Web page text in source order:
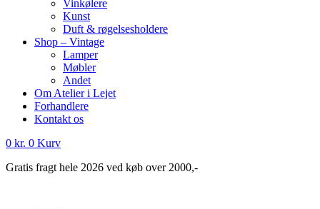
Vinkølere
Kunst
Duft & røgelsesholdere
Shop – Vintage
Lamper
Møbler
Andet
Om Atelier i Lejet
Forhandlere
Kontakt os
0 kr. 0 Kurv
Gratis fragt hele 2026 ved køb over 2000,-